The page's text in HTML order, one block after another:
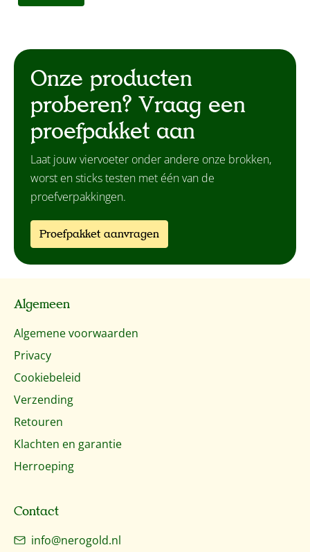
Onze producten
proberen? Vraag een
proefpakket aan
Laat jouw viervoeter onder andere onze brokken,
worst en sticks testen met één van de
proefverpakkingen.
Proefpakket aanvragen
Algemeen
Algemene voorwaarden
Privacy
Cookiebeleid
Verzending
Retouren
Klachten en garantie
Herroeping
Contact
info@nerogold.nl